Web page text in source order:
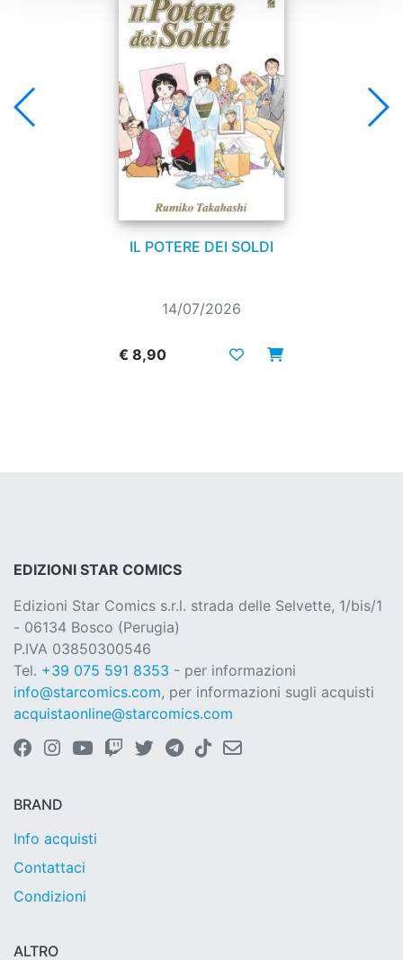
IL POTERE DEI SOLDI
14/07/2026
€ 8,90
EDIZIONI STAR COMICS
Edizioni Star Comics s.r.l. strada delle Selvette, 1/bis/1
- 06134 Bosco (Perugia)
P.IVA 03850300546
Tel. +39 075 591 8353 - per informazioni
info@starcomics.com, per informazioni sugli acquisti
acquistaonline@starcomics.com
BRAND
Info acquisti
Contattaci
Condizioni
ALTRO